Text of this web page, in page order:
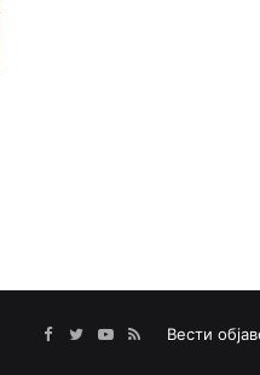
Вести
Facebook
TwitterYouTube
RSS